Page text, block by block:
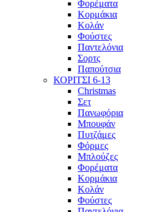
Φορέματα
Κορμάκια
Κολάν
Φούστες
Παντελόνια
Σορτς
Παπούτσια
ΚΟΡΙΤΣΙ 6-13
Christmas
Σετ
Πανωφόρια
Μπουφάν
Πυτζάμες
Φόρμες
Μπλούζες
Φορέματα
Κορμάκια
Κολάν
Φούστες